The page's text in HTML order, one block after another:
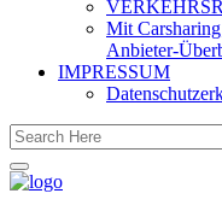
Mit
Anbieter-
IMPRESSUM